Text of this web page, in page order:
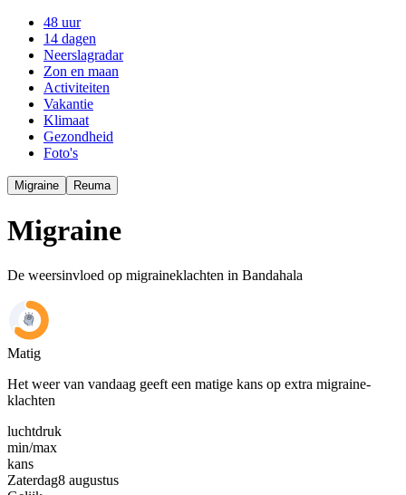
48 uur
14 dagen
Neerslagradar
Zon en maan
Activiteiten
Vakantie
Klimaat
Gezondheid
Foto's
Migraine Reuma
Migraine
De weersinvloed op migraineklachten in Bandahala
Matig
Het weer van vandaag geeft een matige kans op extra migraine-
klachten
luchtdruk
min/max
kans
Zaterdag8 augustus